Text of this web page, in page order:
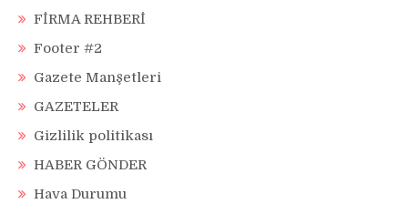
FİRMA REHBERİ
Footer #2
Gazete Manşetleri
GAZETELER
Gizlilik politikası
HABER GÖNDER
Hava Durumu